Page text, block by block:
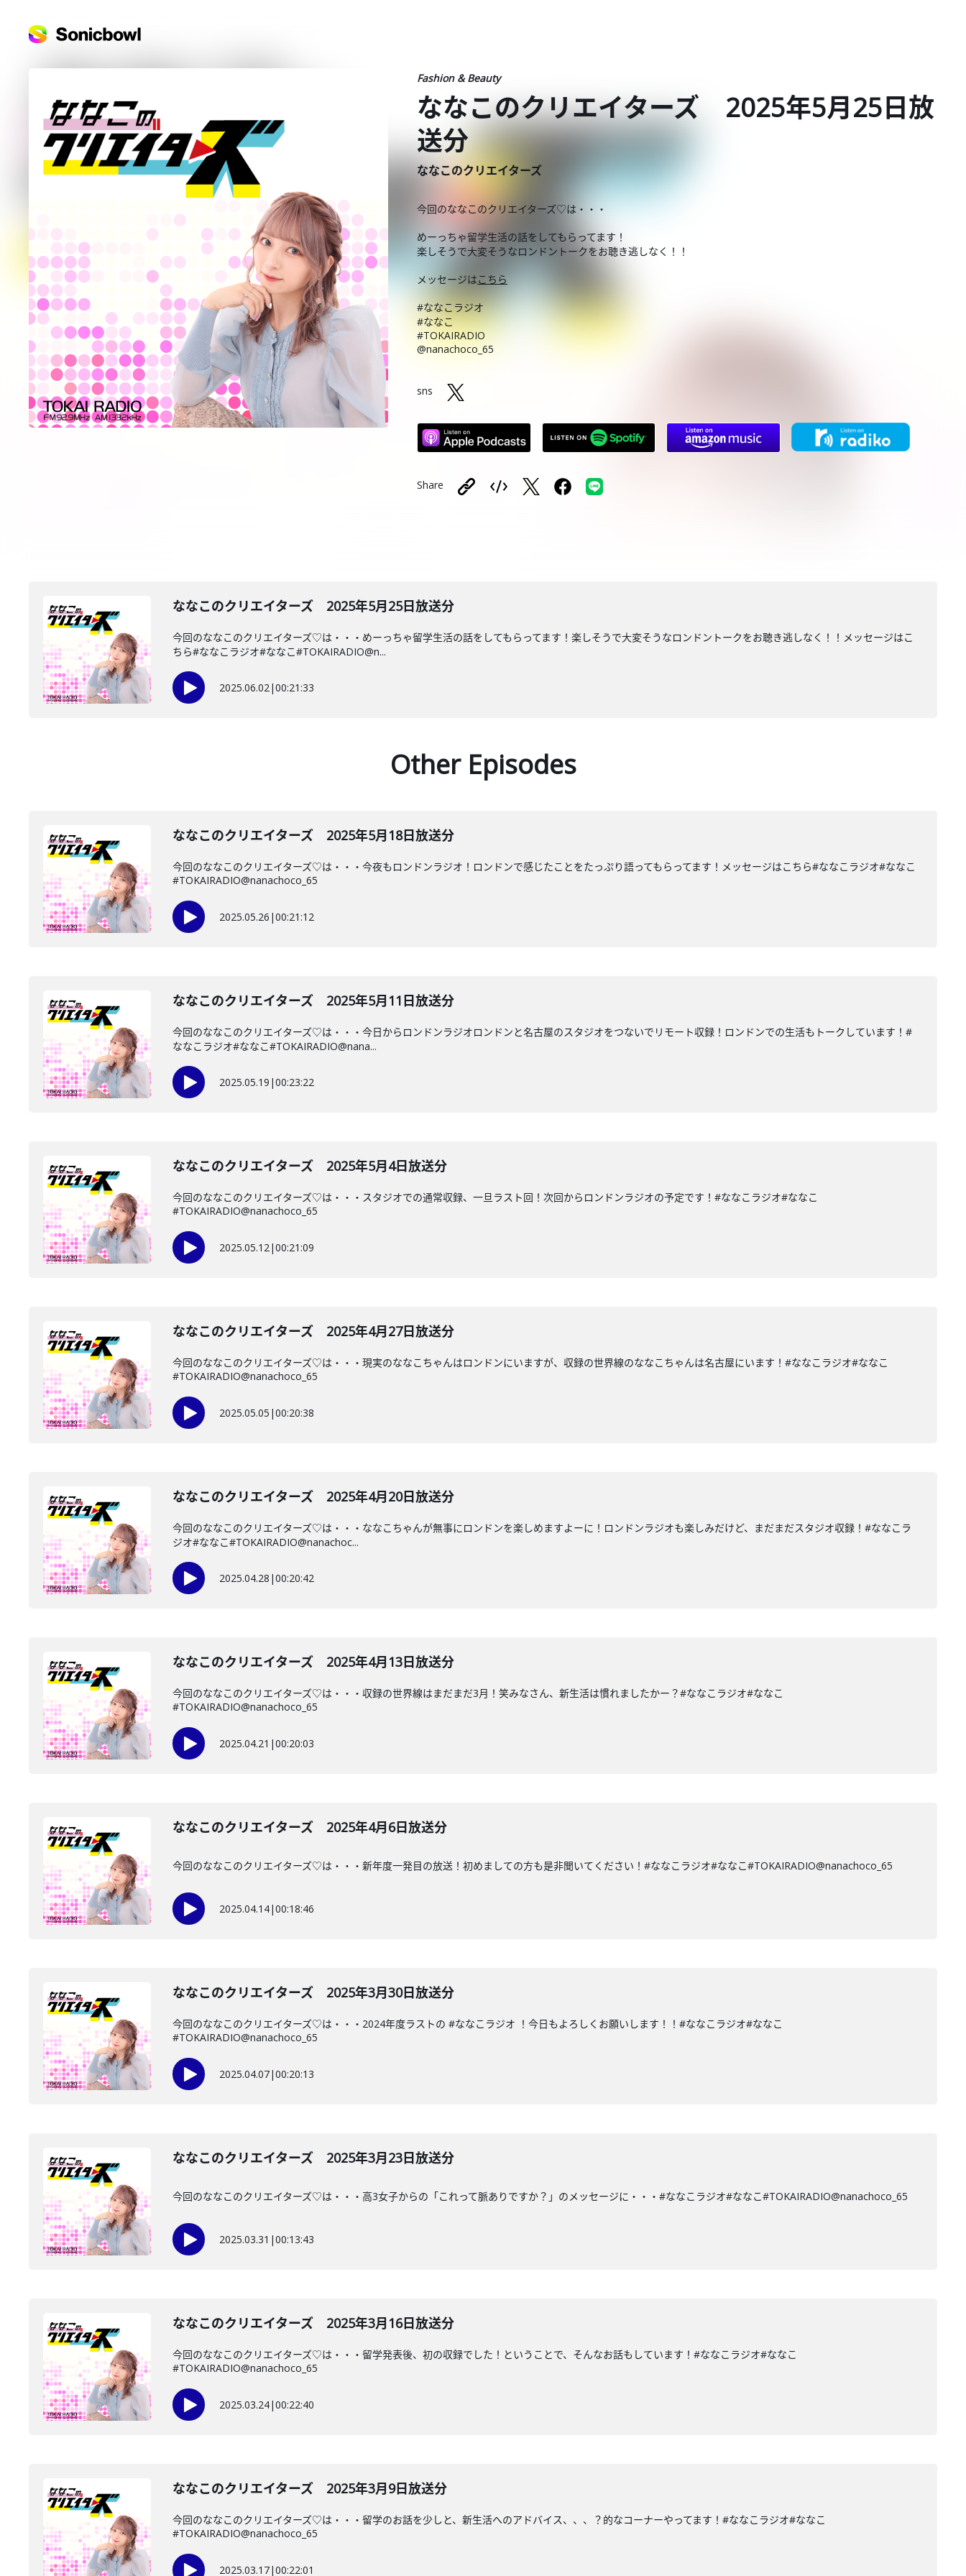
Fashion & Beauty
ななこのクリエイターズ 2025年5月25日放
送分
ななこのクリエイターズ
今回のななこのクリエイターズ♡は・・・
めーっちゃ留学生活の話をしてもらってます！
楽しそうで大変そうなロンドントークをお聴き逃しなく！！
メッセージはこちら
#ななこラジオ
#ななこ
#TOKAIRADIO
@nanachoco_65
sns
Share
ななこのクリエイターズ 2025年5月25日放送分
今回のななこのクリエイターズ♡は・・・めーっちゃ留学生活の話をしてもらってます！楽しそうで大変そうなロンドントークをお聴き逃しなく！！メッセージはこ
ちら#ななこラジオ#ななこ#TOKAIRADIO@n...
2025.06.02|00:21:33
Other Episodes
ななこのクリエイターズ 2025年5月18日放送分
今回のななこのクリエイターズ♡は・・・今夜もロンドンラジオ！ロンドンで感じたことをたっぷり語ってもらってます！メッセージはこちら#ななこラジオ#ななこ
#TOKAIRADIO@nanachoco_65
2025.05.26 |00:21:12
ななこのクリエイターズ 2025年5月11日放送分
今回のななこのクリエイターズ♡は・・・今日からロンドンラジオロンドンと名古屋のスタジオをつないでリモート収録！ロンドンでの生活もトークしています！#
ななこラジオ#ななこ#TOKAIRADIO@nana...
2025.05.19 |00:23:22
ななこのクリエイターズ 2025年5月4日放送分
今回のななこのクリエイターズ♡は・・・スタジオでの通常収録、一旦ラスト回！次回からロンドンラジオの予定です！#ななこラジオ#ななこ
#TOKAIRADIO@nanachoco_65
2025.05.12|00:21:09
ななこのクリエイターズ 2025年4月27日放送分
今回のななこのクリエイターズ♡は・・・‍現実のななこちゃんはロンドンにいますが、収録の世界線のななこちゃんは名古屋にいます！#ななこラジオ#ななこ
#TOKAIRADIO@nanachoco_65
2025.05.05 |00:20:38
ななこのクリエイターズ 2025年4月20日放送分
今回のななこのクリエイターズ♡は・・・ななこちゃんが無事にロンドンを楽しめますよーに！ロンドンラジオも楽しみだけど、まだまだスタジオ収録！#ななこラ
ジオ#ななこ#TOKAIRADIO@nanachoc...
2025.04.28 |00:20:42
ななこのクリエイターズ 2025年4月13日放送分
今回のななこのクリエイターズ♡は・・・収録の世界線はまだまだ3月！笑みなさん、新生活は慣れましたかー？#ななこラジオ#ななこ
#TOKAIRADIO@nanachoco_65
2025.04.21 |00:20:03
ななこのクリエイターズ 2025年4月6日放送分
今回のななこのクリエイターズ♡は・・・新年度一発目の放送！初めましての方も是非聞いてください！#ななこラジオ#ななこ#TOKAIRADIO@nanachoco_65
2025.04.14|00:18:46
ななこのクリエイターズ 2025年3月30日放送分
今回のななこのクリエイターズ♡は・・・2024年度ラストの #ななこラジオ ！今日もよろしくお願いします！！#ななこラジオ#ななこ
#TOKAIRADIO@nanachoco_65
2025.04.07|00:20:13
ななこのクリエイターズ 2025年3月23日放送分
今回のななこのクリエイターズ♡は・・・高3女子からの「これって脈ありですか？」のメッセージに・・・#ななこラジオ#ななこ#TOKAIRADIO@nanachoco_65
2025.03.31 |00:13:43
ななこのクリエイターズ 2025年3月16日放送分
今回のななこのクリエイターズ♡は・・・留学発表後、初の収録でした！ということで、そんなお話もしています！#ななこラジオ#ななこ
#TOKAIRADIO@nanachoco_65
2025.03.24|00:22:40
ななこのクリエイターズ 2025年3月9日放送分
今回のななこのクリエイターズ♡は・・・留学のお話を少しと、新生活へのアドバイス、、、？的なコーナーやってます！#ななこラジオ#ななこ
#TOKAIRADIO@nanachoco_65
2025.03.17|00:22:01